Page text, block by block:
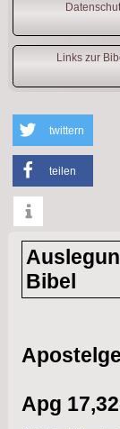
Links zur
twittern
teilen
info
Bibel
Apg